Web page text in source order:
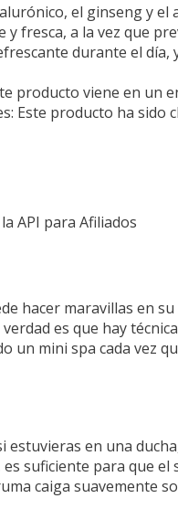
el ginseng y
fresca, a la vez que
durante el
producto viene en un
Este producto ha sido
API para Afiliados
hacer maravillas en
es que hay
mini spa cada vez
estuvieras en una
suficiente para que
caiga suavemente